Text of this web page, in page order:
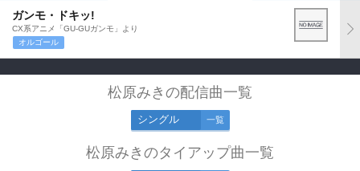
ガンモ・ドキッ!
CX系アニメ「GU-GUガンモ」より
オルゴール
松原みきの配信曲一覧
シングル 一覧
松原みきのタイアップ曲一覧